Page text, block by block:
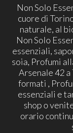
Non Solo
cuore di
naturale, al
Non Solo
essenziali,
soia, Profumi
Arsenale 42
formati ,
essenziali e
shop o
orario